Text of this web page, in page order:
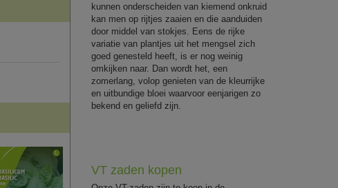
kunnen onderscheiden van kiemend onkruid
kan men op rijtjes zaaien en die aanduiden
door middel van stokjes. Eens de rijke
variatie van plantjes uit het mengsel zich
goed genesteld heeft, is er nog weinig
omkijken naar. Dan wordt het, een
zomerlang, volop genieten van de kleurrijke
en uitbundige bloei waarvoor eenjarigen zo
bekend en geliefd zijn.
VT zaden kopen